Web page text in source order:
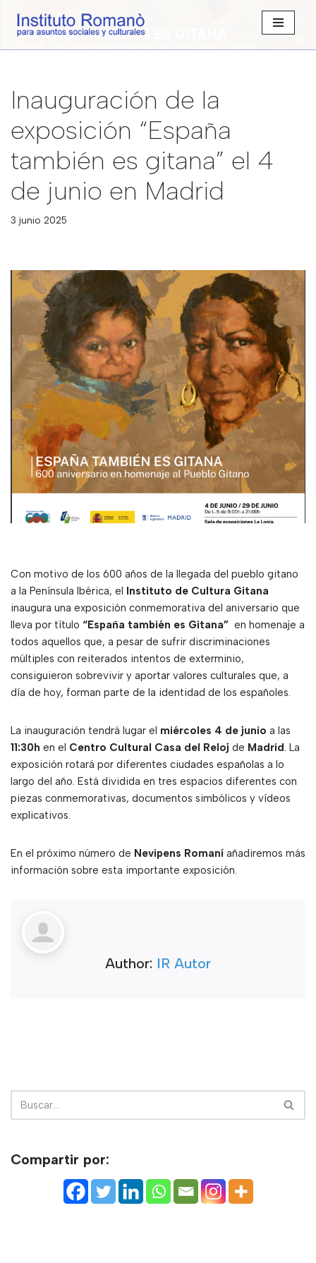
Saltar
Inauguración de la
exposición “España
también es gitana” el 4
de junio en Madrid
3 junio 2025
Con motivo de los 600 años de la llegada del pueblo gitano
a la Península Ibérica, el Instituto de Cultura Gitana
inaugura una exposición conmemorativa del aniversario que
lleva por título “España también es Gitana” en homenaje a
todos aquellos que, a pesar de sufrir discriminaciones
múltiples con reiterados intentos de exterminio,
consiguieron sobrevivir y aportar valores culturales que, a
día de hoy, forman parte de la identidad de los españoles.
La inauguración tendrá lugar el miércoles 4 de junio a las
11:30h en el Centro Cultural Casa del Reloj de Madrid. La
exposición rotará por diferentes ciudades españolas a lo
largo del año. Está dividida en tres espacios diferentes con
piezas conmemorativas, documentos simbólicos y vídeos
explicativos.
En el próximo número de Nevipens Romaní añadiremos más
información sobre esta importante exposición.
Author: IR Autor
Compartir por: